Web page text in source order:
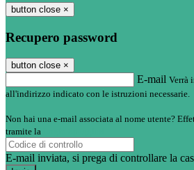
button close ×
Recupero password
button close ×
E-mail Verrà
all'indirizzo indicato con le istruzioni necessarie.
Non hai una e-mail associata al nome utente?
tramite la
E-mail inviata, si prega di controllare la